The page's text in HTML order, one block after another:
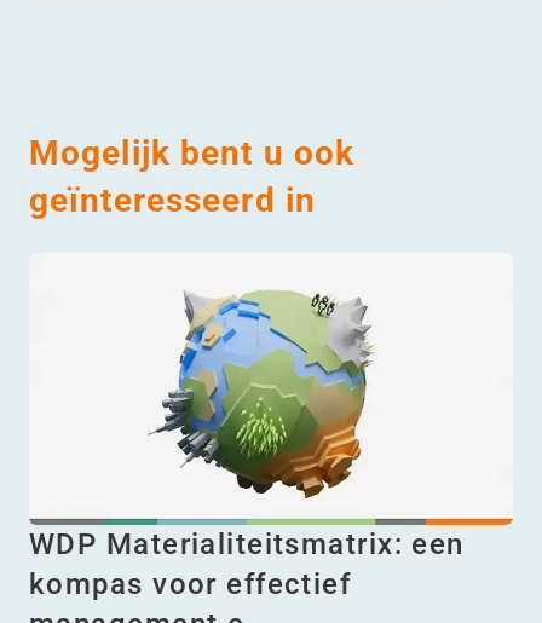
Mogelijk bent u ook
geïnteresseerd in
WDP Materialiteitsmatrix: een
kompas voor effectief